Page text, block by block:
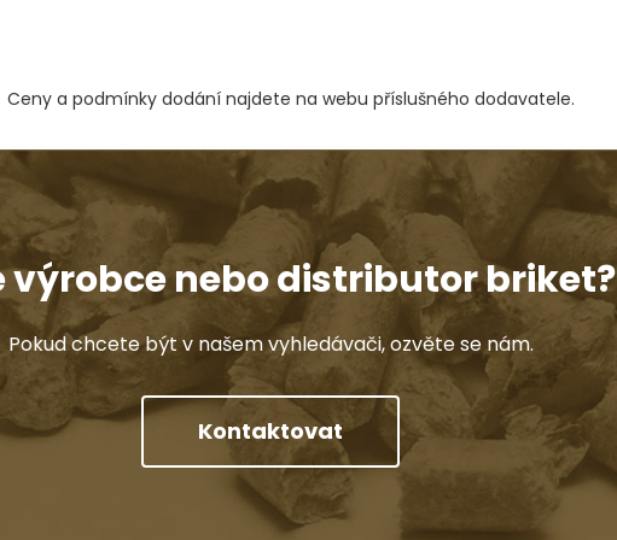
Ceny a podmínky dodání najdete na webu příslušného dodavatele.
výrobce nebo distributor briket?
Pokud chcete být v našem vyhledávači, ozvěte se nám.
Kontaktovat